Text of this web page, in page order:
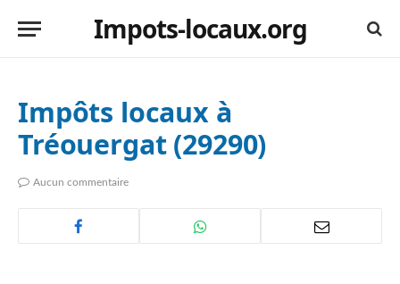
Impots-locaux.org
Impôts locaux à
Tréouergat (29290)
Aucun commentaire